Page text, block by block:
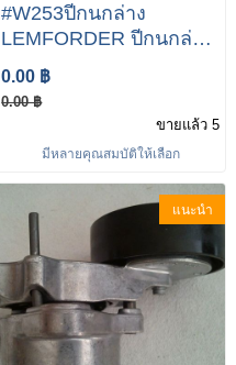
#W253ปีกนกล่าง
LEMFORDER ปีกนกล่าง
BENZ W253 GLC ปี 15-
19 / W205 / W213 เบอร์
2053304507
MERCEDES-BENZ GLC
X253
0.00 ฿
0.00 ฿
ขายแล้ว 5
มีหลายคุณสมบัติให้เลือก
แนะนำ